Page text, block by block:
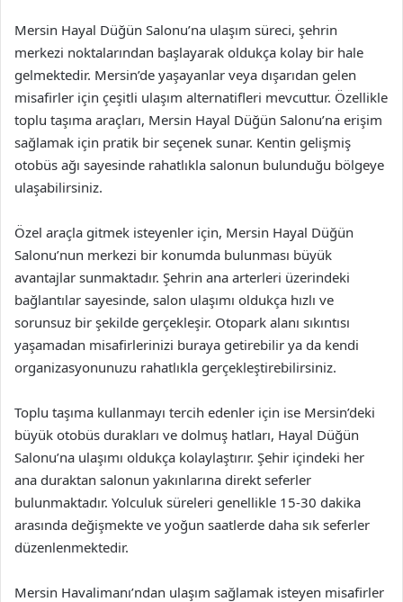
Mersin Hayal Düğün Salonu’na ulaşım süreci, şehrin
merkezi noktalarından başlayarak oldukça kolay bir hale
gelmektedir. Mersin’de yaşayanlar veya dışarıdan gelen
misafirler için çeşitli ulaşım alternatifleri mevcuttur. Özellikle
toplu taşıma araçları, Mersin Hayal Düğün Salonu’na erişim
sağlamak için pratik bir seçenek sunar. Kentin gelişmiş
otobüs ağı sayesinde rahatlıkla salonun bulunduğu bölgeye
ulaşabilirsiniz.
Özel araçla gitmek isteyenler için, Mersin Hayal Düğün
Salonu’nun merkezi bir konumda bulunması büyük
avantajlar sunmaktadır. Şehrin ana arterleri üzerindeki
bağlantılar sayesinde, salon ulaşımı oldukça hızlı ve
sorunsuz bir şekilde gerçekleşir. Otopark alanı sıkıntısı
yaşamadan misafirlerinizi buraya getirebilir ya da kendi
organizasyonunuzu rahatlıkla gerçekleştirebilirsiniz.
Toplu taşıma kullanmayı tercih edenler için ise Mersin’deki
büyük otobüs durakları ve dolmuş hatları, Hayal Düğün
Salonu’na ulaşımı oldukça kolaylaştırır. Şehir içindeki her
ana duraktan salonun yakınlarına direkt seferler
bulunmaktadır. Yolculuk süreleri genellikle 15-30 dakika
arasında değişmekte ve yoğun saatlerde daha sık seferler
düzenlenmektedir.
Mersin Havalimanı’ndan ulaşım sağlamak isteyen misafirler